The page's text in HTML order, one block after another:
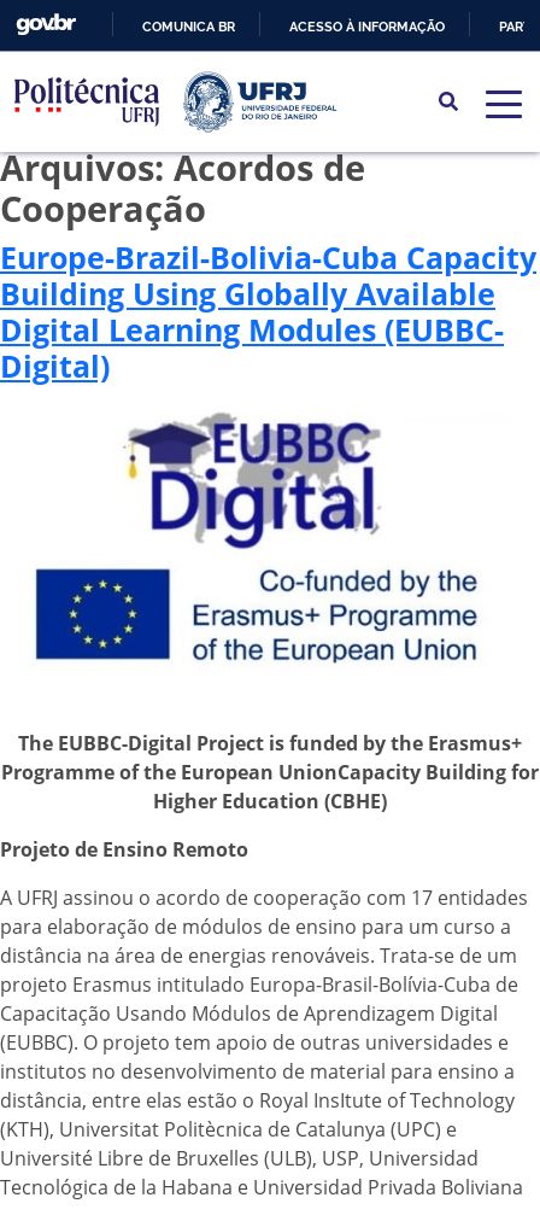
PARA
O
CONTEÚDO
COMUNICA BR ACESSO À INFORMAÇÃO
Arquivos:Acordos de
Cooperação
Europe-Brazil-Bolivia-Cuba Capacity
Building Using Globally Available
Digital Learning Modules (EUBBC-
Digital)
The EUBBC-Digital Project is funded by the Erasmus+
Programme of the European UnionCapacity Building for
Higher Education (CBHE)
Projeto de Ensino Remoto
A UFRJ assinou o acordo de cooperação com 17 entidades
para elaboração de módulos de ensino para um curso a
distância na área de energias renováveis. Trata-se de um
projeto Erasmus intitulado Europa-Brasil-Bolívia-Cuba de
Capacitação Usando Módulos de Aprendizagem Digital
(EUBBC). O projeto tem apoio de outras universidades e
institutos no desenvolvimento de material para ensino a
distância, entre elas estão o Royal InsItute of Technology
(KTH), Universitat Politècnica de Catalunya (UPC) e
Université Libre de Bruxelles (ULB), USP, Universidad
Tecnológica de la Habana e Universidad Privada Boliviana